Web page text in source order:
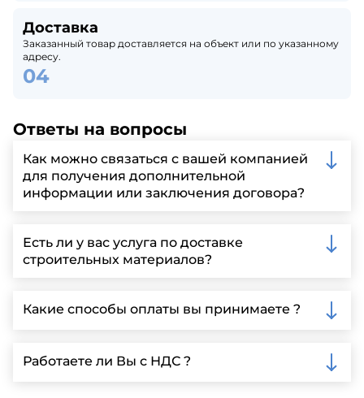
Доставка
Заказанный товар доставляется на объект или по указанному
адресу.
Ответы на вопросы
Как можно связаться с вашей компанией
для получения дополнительной
информации или заключения договора?
запрос через нашу официальную почту или
заполнить форму на нашем сайте для более
детальной информации и организации встречи.
Есть ли у вас услуга по доставке
строительных материалов?
Ленинградской области, у нас собственный
автопарк, для обеспечения быстрой и надежной
Какие способы оплаты вы принимаете ?
включая наличные, банковские переводы,
кредитные карты. Подробную информацию о
Работаете ли Вы с НДС ?